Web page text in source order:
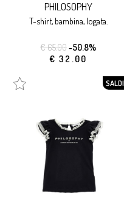
PHILOSOPHY
t-shirt, bambina, logata.
€ 65.00-50.8%
€ 32.00
SALDI